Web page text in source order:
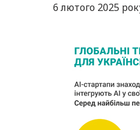
6 лютого 2025